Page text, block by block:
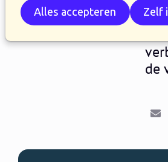
Alles accepteren Zelf
In
de
E-